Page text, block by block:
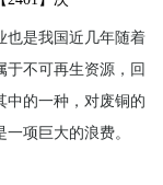
也是我国近几年随着
于不可再生资源，回
中的一种，对废铜的
项巨大的浪费。